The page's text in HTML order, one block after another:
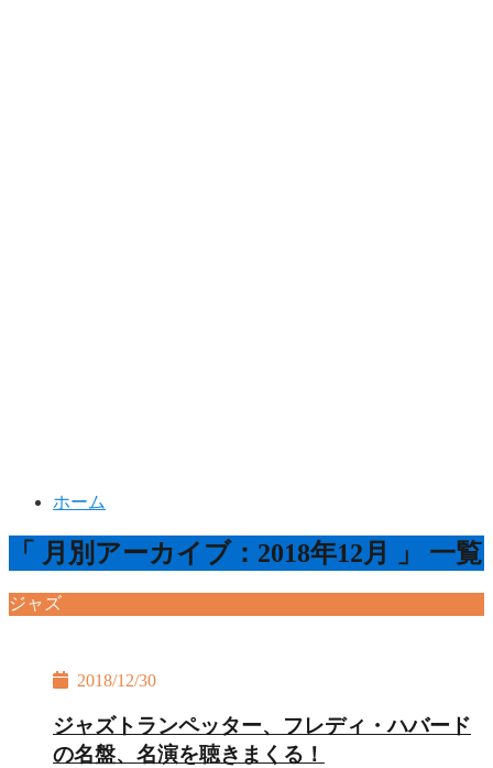
ホーム
「 月別アーカイブ：2018年12月 」 一覧
ジャズ
2018/12/30
ジャズトランペッター、フレディ・ハバード
の名盤、名演を聴きまくる！